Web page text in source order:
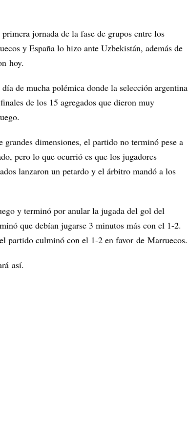
jornada de la fase de grupos entre los
y España lo hizo ante Uzbekistán, además de
hoy.
de mucha polémica donde la selección argentina
de los 15 agregados que dieron muy
grandes dimensiones, el partido no terminó pese a
pero lo que ocurrió es que los jugadores
lanzaron un petardo y el árbitro mandó a los
y terminó por anular la jugada del gol del
que debían jugarse 3 minutos más con el 1-2.
partido culminó con el 1-2 en favor de Marruecos.
así.